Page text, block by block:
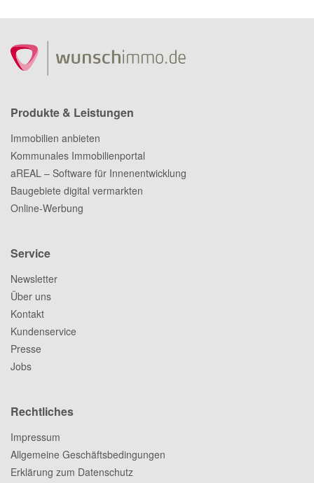
Produkte & Leistungen
Immobilien anbieten
Kommunales Immobilienportal
aREAL – Software für Innenentwicklung
Baugebiete digital vermarkten
Online-Werbung
Service
Newsletter
Über uns
Kontakt
Kundenservice
Presse
Jobs
Rechtliches
Impressum
Allgemeine Geschäftsbedingungen
Erklärung zum Datenschutz